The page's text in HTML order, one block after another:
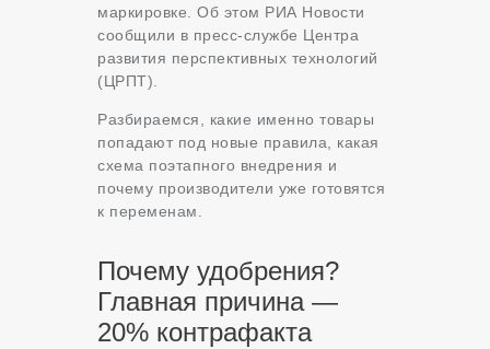
маркировке. Об этом РИА Новости
сообщили в пресс-службе Центра
развития перспективных технологий
(ЦРПТ).
Разбираемся, какие именно товары
попадают под новые правила, какая
схема поэтапного внедрения и
почему производители уже готовятся
к переменам.
Почему удобрения?
Главная причина —
20% контрафакта